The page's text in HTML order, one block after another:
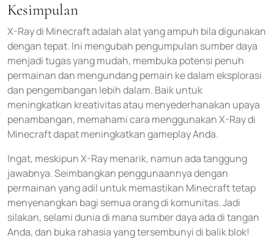
Kesimpulan
X-Ray di Minecraft adalah alat yang ampuh bila digunakan
dengan tepat. Ini mengubah pengumpulan sumber daya
menjadi tugas yang mudah, membuka potensi penuh
permainan dan mengundang pemain ke dalam eksplorasi
dan pengembangan lebih dalam. Baik untuk
meningkatkan kreativitas atau menyederhanakan upaya
penambangan, memahami cara menggunakan X-Ray di
Minecraft dapat meningkatkan gameplay Anda.
Ingat, meskipun X-Ray menarik, namun ada tanggung
jawabnya. Seimbangkan penggunaannya dengan
permainan yang adil untuk memastikan Minecraft tetap
menyenangkan bagi semua orang di komunitas. Jadi
silakan, selami dunia di mana sumber daya ada di tangan
Anda, dan buka rahasia yang tersembunyi di balik blok!